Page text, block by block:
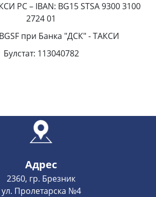
РС – IBAN: BG15 STSA 9300 3100
2724 01
при Банка "ДСК" - ТАКСИ
Булстат: 113040782
Адрес
2360, гр. Брезник
ул. Пролетарска №4